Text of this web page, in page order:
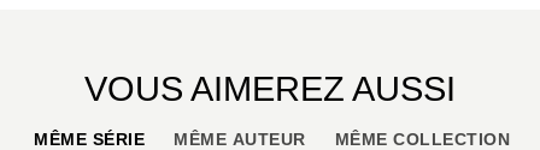
VOUS AIMEREZ AUSSI
MÊME SÉRIE MÊME AUTEUR MÊME COLLECTION